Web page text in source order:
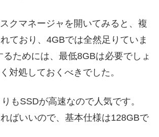
クマネージャを開いてみると、複
ており、4GBでは全然足りていま
ためには、最低8GBは必要でしょ
対処しておくべきでした。
もSSDが高速なので人気です。
ばいいので、基本仕様は128GBで